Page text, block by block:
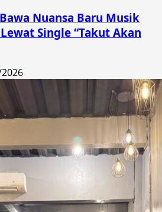
Nuansa Baru Musik
Single “Takut Akan